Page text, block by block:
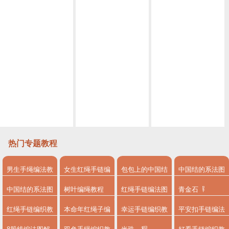
热门专题教程
男生手绳编法教
程
女生红绳手链编
法
包包上的中国结
系法图解
中国结的系法图
解
中国结的系法图
解，分享简单易
树叶编绳教程 红绳手链编法图
解
青金石
红绳手链编织教 本命年红绳子编 幸运手链编织教 平安扣手链编法